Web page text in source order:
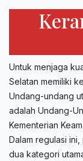
Untuk menjaga
Selatan memiliki
Undang-undang
adalah Undang-
Kementerian
Dalam regulasi
dua kategori